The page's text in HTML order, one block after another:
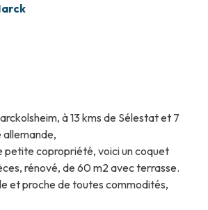
à 13 kms de Sélestat et 7
allemande,
petite copropriété, voici un coquet
rénové, de 60 m2 avec terrasse.
et proche de toutes commodités,